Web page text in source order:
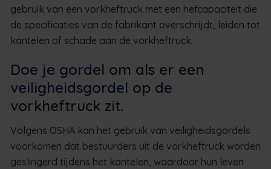
gebruik van een vorkheftruck met een hefcapaciteit die
de specificaties van de fabrikant overschrijdt, leiden tot
kantelen of schade aan de vorkheftruck.
Doe je gordel om als er een
veiligheidsgordel op de
vorkheftruck zit.
Volgens OSHA kan het gebruik van veiligheidsgordels
voorkomen dat bestuurders uit de vorkheftruck worden
geslingerd tijdens het kantelen, waardoor hun leven